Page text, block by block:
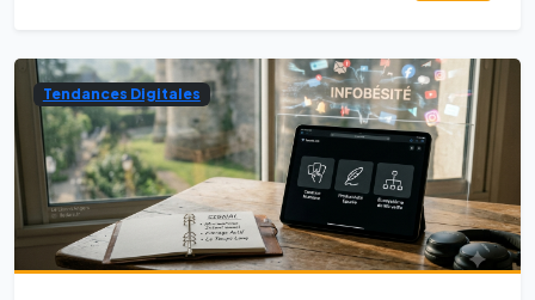
Tendances Digitales